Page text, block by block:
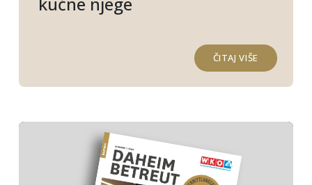
ČITAJ VIŠE